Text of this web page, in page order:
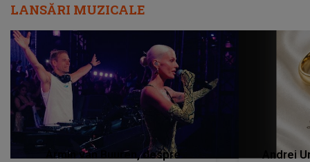
LANSĂRI MUZICALE
Armin van Buuren, despre
Andrei